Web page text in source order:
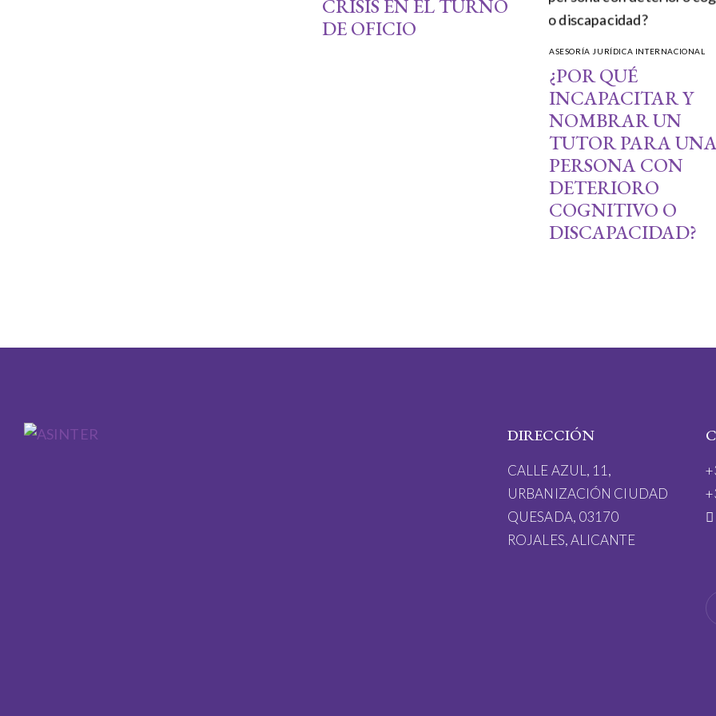
CRISIS EN EL TURNO
DE OFICIO
ASESORÍA JURÍDICA INTERNACIONAL
¿POR QUÉ
INCAPACITAR Y
NOMBRAR UN
TUTOR PARA
PERSONA CON
DETERIORO
COGNITIVO O
DISCAPACIDAD?
DIRECCIÓN
CALLE AZUL, 11,
URBANIZACIÓN CIUDAD
QUESADA, 03170
ROJALES, ALICANTE